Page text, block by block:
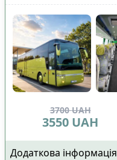
3700 UAH
3550 UAH
Додаткова інформація